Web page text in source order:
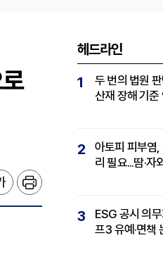
헤드라인
1
두 번의 법원
산재 장해 기준
2
아토피 피부염
리 필요...땀·자
3
ESG 공시 의
프3 유예·면책